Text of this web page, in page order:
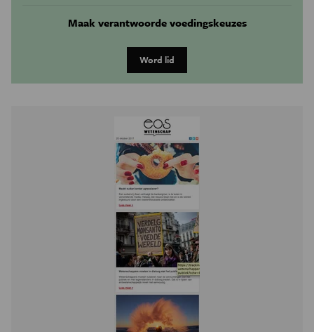
Maak verantwoorde voedingskeuzes
Word lid